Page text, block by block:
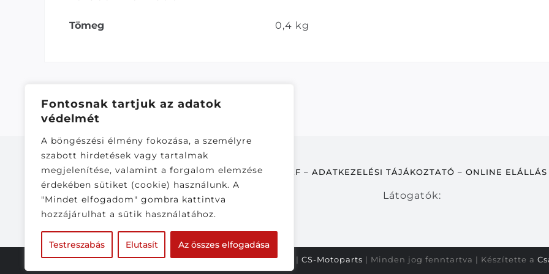
Fontosnak tartjuk az adatok
védelmét
A böngészési élmény fokozása, a személyre
szabott hirdetések vagy tartalmak
megjelenítése, valamint a forgalom elemzése
érdekében sütiket (cookie) használunk. A
"Mindet elfogadom" gombra kattintva
hozzájárulhat a sütik használatához.
Testreszabás Elutasít Az összes elfogadása
Tömeg 0,4 kg
ÁSZF – ADATKEZELÉSI TÁJÁKOZTATÓ – ONLINE ELÁLLÁS
Látogatók:
281,143
© Copyright 2020 - 2026 | CS-Motoparts | Minden jog fenntartva | Készítette a